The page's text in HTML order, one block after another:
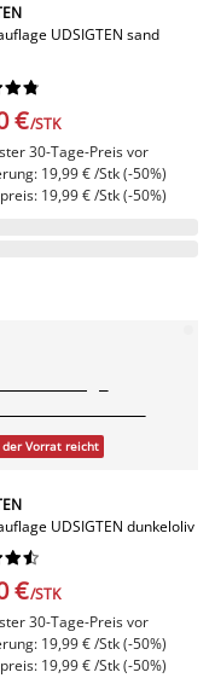
UDSIGTEN sand



€/STK
30-Tage-Preis vor
19,99 € /Stk (-50%)
19,99 € /Stk (-50%)
der Vorrat reicht
UDSIGTEN dunkeloliv



€/STK
30-Tage-Preis vor
19,99 € /Stk (-50%)
19,99 € /Stk (-50%)